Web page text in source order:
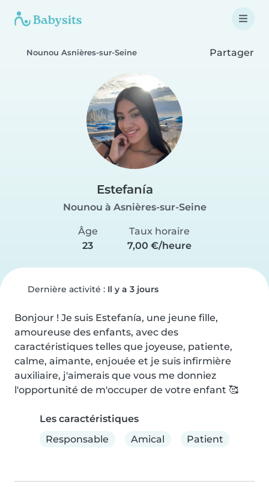
Nounou Asnières-sur-Seine Partager
Estefanía
Nounou à Asnières-sur-Seine
Âge
23
Taux horaire
7,00 €/heure
Dernière activité : Il y a 3 jours
Bonjour ! Je suis Estefanía, une jeune fille,
amoureuse des enfants, avec des
caractéristiques telles que joyeuse, patiente,
calme, aimante, enjouée et je suis infirmière
auxiliaire, j'aimerais que vous me donniez
l'opportunité de m'occuper de votre enfant 🥰
Les caractéristiques
Responsable
Amical Patient